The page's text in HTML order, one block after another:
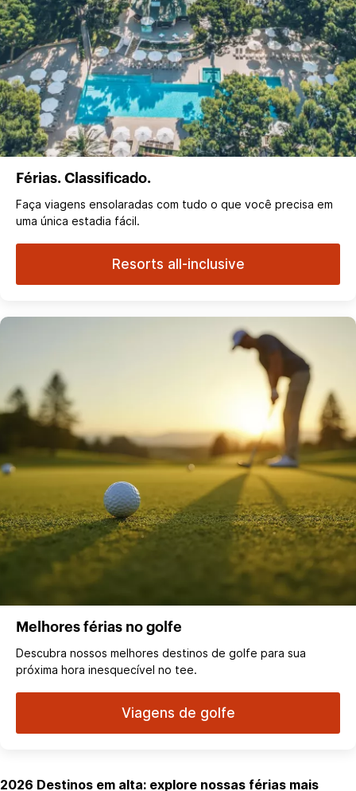
Férias. Classificado.
Faça viagens ensolaradas com tudo o que você precisa em
uma única estadia fácil.
Resorts all-inclusive
Melhores férias no golfe
Descubra nossos melhores destinos de golfe para sua
próxima hora inesquecível no tee.
Viagens de golfe
2026 Destinos em alta: explore nossas férias mais